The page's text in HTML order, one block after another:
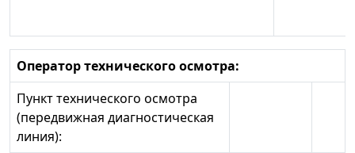
Оператор технического осмотра:
Пункт технического осмотра
(передвижная диагностическая
линия):